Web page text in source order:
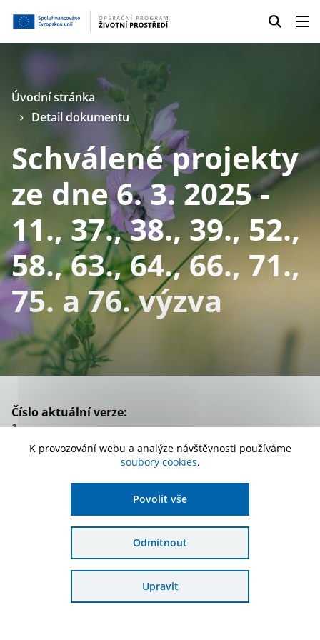
Úvodní stránka
Detail dokumentu
Schválené projekty
ze dne 6. 3. 2025 -
11., 37., 38., 39., 52.,
58., 63., 64., 66., 71.,
75. a 76. výzva
Číslo aktuální verze:
1
Platnost:
Schválené žádosti OPŽP
Stáhnout dokument
K provozování webu a analýze návštěvnosti používáme
soubory cookies.
Povolit vše
Odmítnout
Upravit